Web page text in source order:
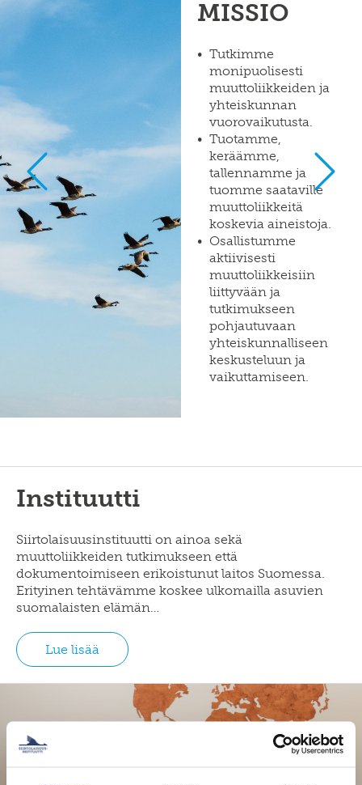
kiertävä
näyttely
julkaise
meillä
verkkokauppa
henkilöstö
töihin
SWE
MISSIO
Tutkimme
monipuolisesti
muuttoliikkeiden ja
yhteiskunnan
vuorovaikutusta.
Tuotamme,
keräämme,
tallennamme ja
tuomme saataville
muuttoliikkeitä
koskevia aineistoja.
Osallistumme
aktiivisesti
muuttoliikkeisiin
liittyvään ja
tutkimukseen
pohjautuvaan
yhteiskunnalliseen
keskusteluun ja
vaikuttamiseen.
Instituutti
Siirtolaisuusinstituutti on ainoa sekä
muuttoliikkeiden tutkimukseen että
dokumentoimiseen erikoistunut laitos Suomessa.
Erityinen tehtävämme koskee ulkomailla asuvien
suomalaisten elämän…
Lue lisää